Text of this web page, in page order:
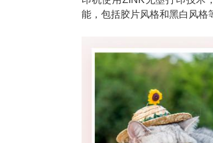
能，包括胶片风格和黑白风格